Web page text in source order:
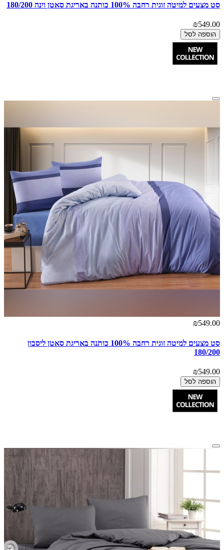
סט מצעים למיטה זוגית רחבה 100% כותנה באריגת סאטן וינה 180/200
₪549.00
הוספה לסל
₪549.00
סט מצעים למיטה זוגית רחבה 100% כותנה באריגת סאטן ליסבון
180/200
₪549.00
הוספה לסל